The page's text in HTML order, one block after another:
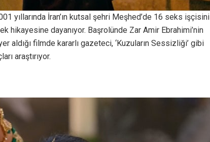
yıllarında İran’ın kutsal şehri Meşhed’de 16 seks işçisini
hikayesine dayanıyor. Başrolünde Zar Amir Ebrahimi’nin
aldığı filmde kararlı gazeteci, ‘Kuzuların Sessizliği’ gibi
araştırıyor.